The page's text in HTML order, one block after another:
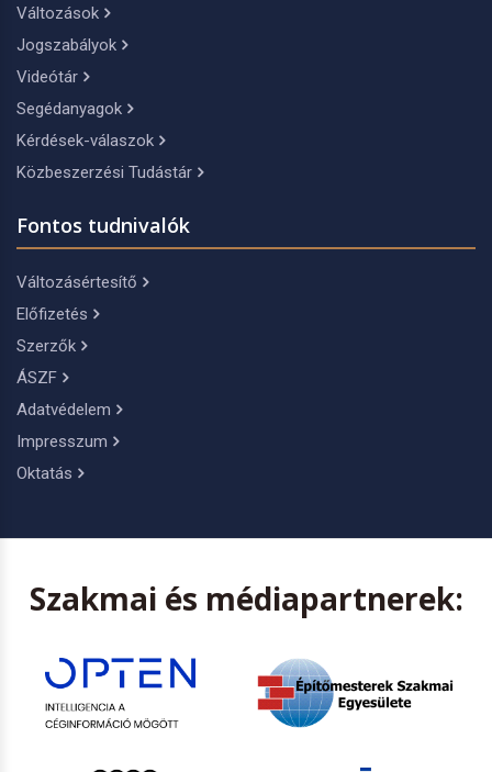
Változások
Jogszabályok
Videótár
Segédanyagok
Kérdések-válaszok
Közbeszerzési Tudástár
Fontos tudnivalók
Változásértesítő
Előfizetés
Szerzők
ÁSZF
Adatvédelem
Impresszum
Oktatás
Szakmai és médiapartnerek: